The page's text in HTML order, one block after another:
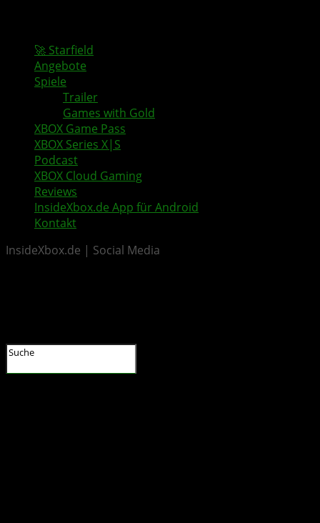
🚀 Starfield
Angebote
Spiele
Trailer
Games with Gold
XBOX Game Pass
XBOX Series X|S
Podcast
XBOX Cloud Gaming
Reviews
InsideXbox.de App für Android
Kontakt
InsideXbox.de | Social Media